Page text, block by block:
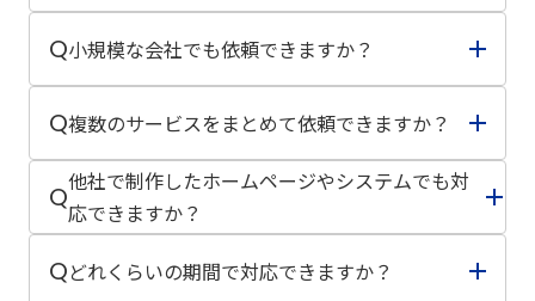
Aオンラインでのお打ち合わせも可能なため、遠方のお
客様も安心してご相談いただけます。
Q小規模な会社でも依頼できますか？
A個人事業主様から中小企業、大手企業まで幅広くご支
援しています。企業規模に合わせた最適なプランをご
提案します。
Q複数のサービスをまとめて依頼できますか？
A
はい、可能です。
採用支援・Web制作・IT導入・デザイン・デジタルサ
イネージなどを組み合わせ、企業課題に合わせたトー
タルサポートをご提供しています。
Q他社で制作したホームページやシステムでも対
応できますか？
A現在運用中のホームページやシステムを活かしなが
Qどれくらいの期間で対応できますか？